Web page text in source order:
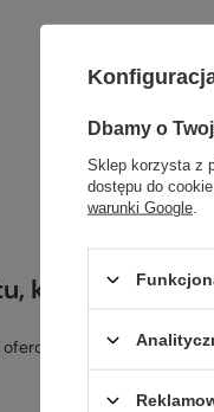
którego nie
ofercie produktu, a
Dbamy o
Sklep korzysta z
dostępu do
warunki Google